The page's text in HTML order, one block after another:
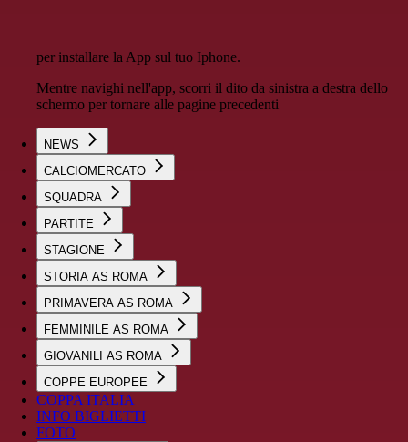
per installare la App sul tuo Iphone.
Mentre navighi nell'app, scorri il dito da sinistra a destra dello
schermo per tornare alle pagine precedenti
NEWS
CALCIOMERCATO
SQUADRA
PARTITE
STAGIONE
STORIA AS ROMA
PRIMAVERA AS ROMA
FEMMINILE AS ROMA
GIOVANILI AS ROMA
COPPE EUROPEE
COPPA ITALIA
INFO BIGLIETTI
FOTO